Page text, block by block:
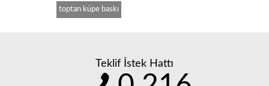
toptan küpe baskı
Teklif İstek Hattı